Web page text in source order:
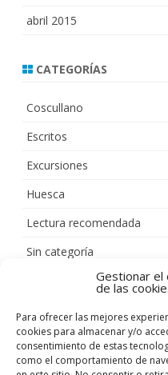
Gestionar el
de las
Para ofrecer las mejores
cookies para almacenar y/o
consentimiento de estas
como el comportamiento de
abril 2015
CATEGORÍAS
Coscullano
Escritos
Excursiones
Huesca
Lectura recomendada
Sin categoría
Acceder
Feed de entradas